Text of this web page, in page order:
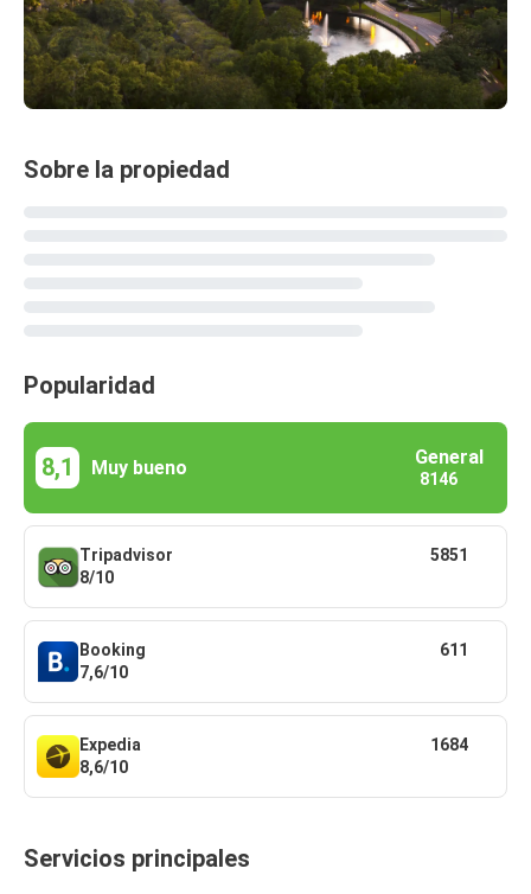
Sobre la propiedad
Popularidad
8,1 Muy bueno General
8146
Tripadvisor
8/10
5851
Booking
7,6/10
611
Expedia
8,6/10
1684
Servicios principales